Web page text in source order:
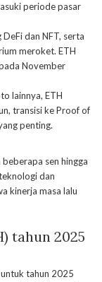
periode pasar
dan NFT, serta
meroket. ETH
November
lainnya, ETH
transisi ke Proof of
penting.
sen hingga
dan
kinerja masa lalu
tahun 2025
tahun 2025